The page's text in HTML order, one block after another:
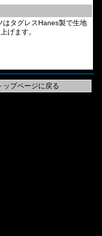
タグレスHanes製で生地
げます。